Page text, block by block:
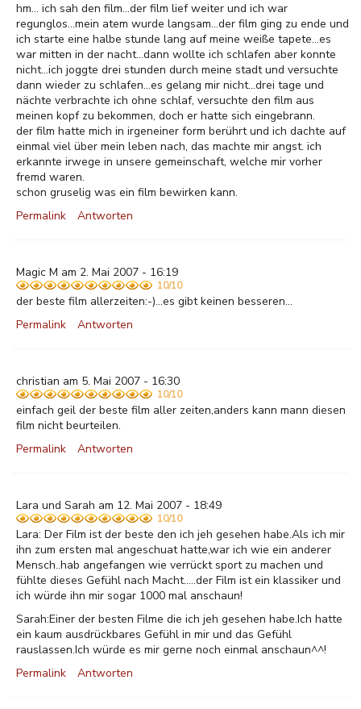
hm... ich sah den film...der film lief weiter und ich war
regunglos...mein atem wurde langsam...der film ging zu ende und
ich starte eine halbe stunde lang auf meine weiße tapete...es
war mitten in der nacht...dann wollte ich schlafen aber konnte
nicht...ich joggte drei stunden durch meine stadt und versuchte
dann wieder zu schlafen...es gelang mir nicht...drei tage und
nächte verbrachte ich ohne schlaf, versuchte den film aus
meinen kopf zu bekommen, doch er hatte sich eingebrann.
der film hatte mich in irgeneiner form berührt und ich dachte auf
einmal viel über mein leben nach, das machte mir angst. ich
erkannte irwege in unsere gemeinschaft, welche mir vorher
fremd waren.
schon gruselig was ein film bewirken kann.
Permalink
Antworten
Magic M am 2. Mai 2007 - 16:19
10/10
der beste film allerzeiten:-)...es gibt keinen besseren...
Permalink
Antworten
christian am 5. Mai 2007 - 16:30
10/10
einfach geil der beste film aller zeiten,anders kann mann diesen
film nicht beurteilen.
Permalink
Antworten
Lara und Sarah am 12. Mai 2007 - 18:49
10/10
Lara: Der Film ist der beste den ich jeh gesehen habe.Als ich mir
ihn zum ersten mal angeschuat hatte,war ich wie ein anderer
Mensch..hab angefangen wie verrückt sport zu machen und
fühlte dieses Gefühl nach Macht.....der Film ist ein klassiker und
ich würde ihn mir sogar 1000 mal anschaun!
Sarah:Einer der besten Filme die ich jeh gesehen habe.Ich hatte
ein kaum ausdrückbares Gefühl in mir und das Gefühl
rauslassen.Ich würde es mir gerne noch einmal anschaun^^!
Permalink
Antworten